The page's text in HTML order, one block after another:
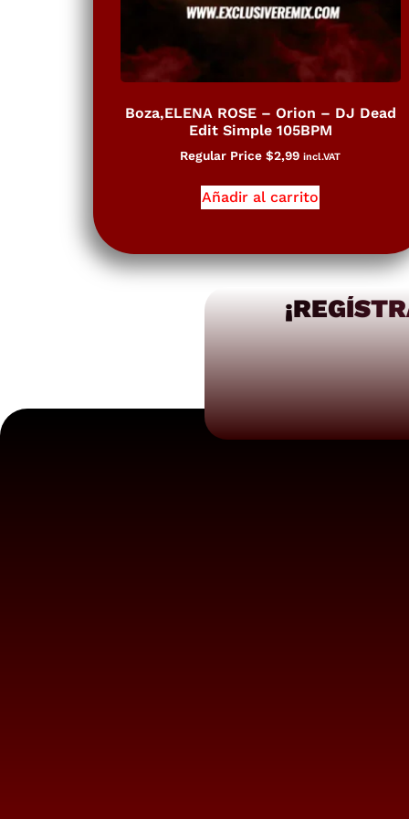
Boza,ELENA ROSE – Orion – DJ Dead
Edit Simple 105BPM
Regular Price$2,99 incl.VAT
Añadir al carrito